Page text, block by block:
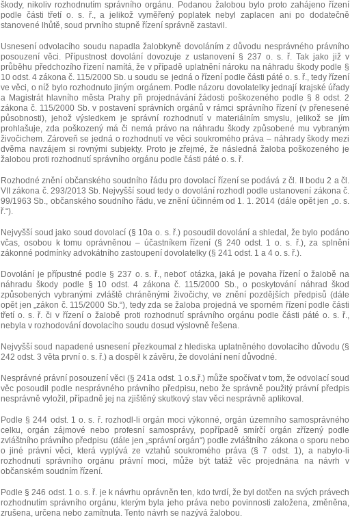
škody, nikoliv rozhodnutím správního orgánu. Podanou žalobou bylo proto zahájeno řízení
podle části třetí o. s. ř., a jelikož vyměřený poplatek nebyl zaplacen ani po dodatečně
stanovené lhůtě, soud prvního stupně řízení správně zastavil.
Usnesení odvolacího soudu napadla žalobkyně dovoláním z důvodu nesprávného právního
posouzení věci. Přípustnost dovolání dovozuje z ustanovení § 237 o. s. ř. Tak jako již v
průběhu předchozího řízení namítá, že v případě uplatnění nároku na náhradu škody podle §
10 odst. 4 zákona č. 115/2000 Sb. u soudu se jedná o řízení podle části páté o. s. ř., tedy řízení
ve věci, o níž bylo rozhodnuto jiným orgánem. Podle názoru dovolatelky jednají krajské úřady
a Magistrát hlavního města Prahy při projednávání žádosti poškozeného podle § 8 odst. 2
zákona č. 115/2000 Sb. v postavení správních orgánů v rámci správního řízení (v přenesené
působnosti), jehož výsledkem je správní rozhodnutí v materiálním smyslu, jelikož se jím
prohlašuje, zda poškozený má či nemá právo na náhradu škody způsobené mu vybraným
živočichem. Zároveň se jedná o rozhodnutí ve věci soukromého práva – náhrady škody mezi
dvěma navzájem si rovnými subjekty. Proto je zřejmé, že následná žaloba poškozeného je
žalobou proti rozhodnutí správního orgánu podle části páté o. s. ř.
Rozhodné znění občanského soudního řádu pro dovolací řízení se podává z čl. II bodu 2 a čl.
VII zákona č. 293/2013 Sb. Nejvyšší soud tedy o dovolání rozhodl podle ustanovení zákona č.
99/1963 Sb., občanského soudního řádu, ve znění účinném od 1. 1. 2014 (dále opět jen „o. s.
ř.“).
Nejvyšší soud jako soud dovolací (§ 10a o. s. ř.) posoudil dovolání a shledal, že bylo podáno
včas, osobou k tomu oprávněnou – účastníkem řízení (§ 240 odst. 1 o. s. ř.), za splnění
zákonné podmínky advokátního zastoupení dovolatelky (§ 241 odst. 1 a 4 o. s. ř.).
Dovolání je přípustné podle § 237 o. s. ř., neboť otázka, jaká je povaha řízení o žalobě na
náhradu škody podle § 10 odst. 4 zákona č. 115/2000 Sb., o poskytování náhrad škod
způsobených vybranými zvláště chráněnými živočichy, ve znění pozdějších předpisů (dále
opět jen „zákon č. 115/2000 Sb.“), tedy zda se žaloba projedná ve sporném řízení podle části
třetí o. s. ř. či v řízení o žalobě proti rozhodnutí správního orgánu podle části páté o. s. ř.,
nebyla v rozhodování dovolacího soudu dosud výslovně řešena.
Nejvyšší soud napadené usnesení přezkoumal z hlediska uplatněného dovolacího důvodu (§
242 odst. 3 věta první o. s. ř.) a dospěl k závěru, že dovolání není důvodné.
Nesprávné právní posouzení věci (§ 241a odst. 1 o.s.ř.) může spočívat v tom, že odvolací soud
věc posoudil podle nesprávného právního předpisu, nebo že správně použitý právní předpis
nesprávně vyložil, případně jej na zjištěný skutkový stav věci nesprávně aplikoval.
Podle § 244 odst. 1 o. s. ř. rozhodl-li orgán moci výkonné, orgán územního samosprávného
celku, orgán zájmové nebo profesní samosprávy, popřípadě smírčí orgán zřízený podle
zvláštního právního předpisu (dále jen „správní orgán“) podle zvláštního zákona o sporu nebo
o jiné právní věci, která vyplývá ze vztahů soukromého práva (§ 7 odst. 1), a nabylo-li
rozhodnutí správního orgánu právní moci, může být tatáž věc projednána na návrh v
občanském soudním řízení.
Podle § 246 odst. 1 o. s. ř. je k návrhu oprávněn ten, kdo tvrdí, že byl dotčen na svých právech
rozhodnutím správního orgánu, kterým byla jeho práva nebo povinnosti založena, změněna,
zrušena, určena nebo zamítnuta. Tento návrh se nazývá žalobou.